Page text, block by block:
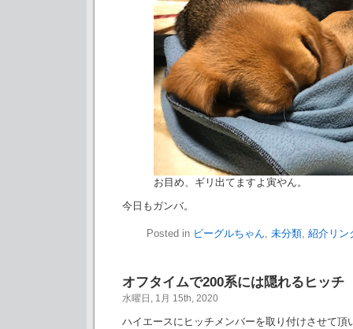
お目め、ギリ出てますよ寅やん。
今日もガンバ。
Posted in ビーグルちゃん, 未分類, 紹介リン
オフタイムで200系には隠れるヒッチ
水曜日, 1月 15th, 2020
ハイエースにヒッチメンバーを取り付けさせて頂